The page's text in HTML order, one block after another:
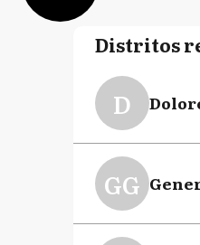
Distritos
D
GG